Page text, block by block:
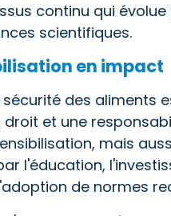
continu qui
scientifiques.
en impact
des aliments
et une
mais
l'éducation,
de normes